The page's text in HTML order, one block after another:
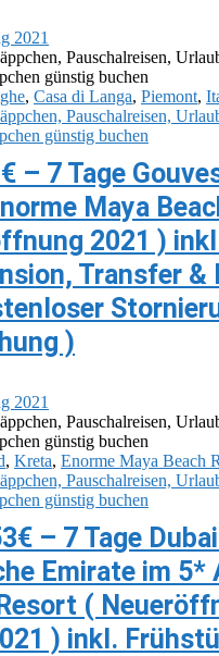
2021
, Casa di Langa, Piemont,
– 7 Tage
Maya
2021 )
Transfer &
)
2021
, Kreta, Enorme Maya Beach
– 7 Tage
Emirate im 5*
(
) inkl.